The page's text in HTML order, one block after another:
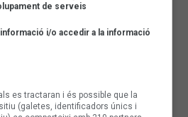
de serveis
i/o accedir a la informació
es tractaran i és possible que la
(galetes, identificadors únics i